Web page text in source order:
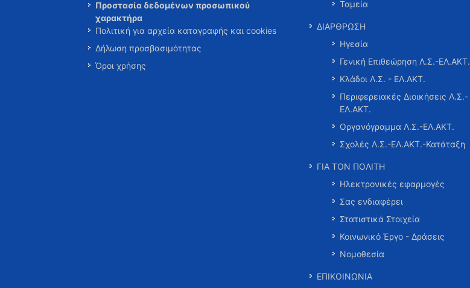
Προστασία δεδομένων προσωπικού
χαρακτήρα
Πολιτική για αρχεία καταγραφής και cookies
Δήλωση προσβασιμότητας
Όροι χρήσης
Ταμεία
ΔΙΑΡΘΡΩΣΗ
Ηγεσία
Γενική Επιθεώρηση Λ.Σ.-ΕΛ.ΑΚΤ.
Κλάδοι Λ.Σ. - ΕΛ.ΑΚΤ.
Περιφερειακές Διοικήσεις Λ.Σ.-
ΕΛ.ΑΚΤ.
Οργανόγραμμα Λ.Σ.-ΕΛ.ΑΚΤ.
Σχολές Λ.Σ.-ΕΛ.ΑΚΤ.-Κατάταξη
ΓΙΑ ΤΟΝ ΠΟΛΙΤΗ
Ηλεκτρονικές εφαρμογές
Σας ενδιαφέρει
Στατιστικά Στοιχεία
Κοινωνικό Έργο - Δράσεις
Νομοθεσία
ΕΠΙΚΟΙΝΩΝΙΑ